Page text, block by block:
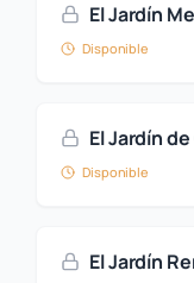
El Jardín
Disponible
El Jardín
Disponible
El Jardín